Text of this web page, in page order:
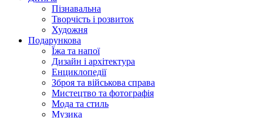
Пізнавальна
Творчість і розвиток
Художня
Подарункова
Їжа та напої
Дизайн і архітектура
Енциклопедії
Зброя та військова справа
Мистецтво та фотографія
Мода та стиль
Музика